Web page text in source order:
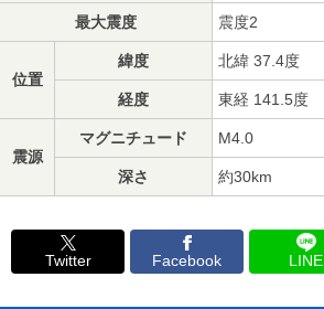
最大震度 震度2
位置
緯度 北緯 37.4度
経度 東経 141.5度
震源
マグニチュード M4.0
深さ 約30km
Twitter Facebook LINE